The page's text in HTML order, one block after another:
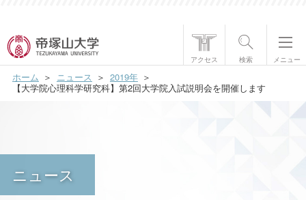
アクセス 検索 メニュー
帝塚山大学について
学部・大学院
研究・社会貢献
ホーム ニュース
2019年
【大学院心理科学研究科】第2回大学院入試説明会を開催します
ニュース